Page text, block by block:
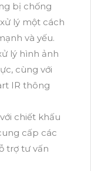
bị chống
lý một cách
và yếu.
lý hình ảnh
cùng với
IR thông
chiết khấu
cấp các
trợ tư vấn